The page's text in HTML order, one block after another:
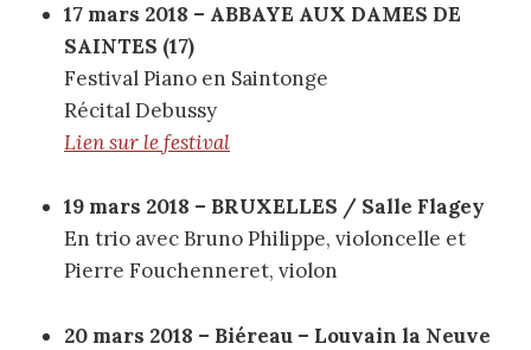
17 mars 2018 – ABBAYE AUX DAMES DE
SAINTES (17)
Festival Piano en Saintonge
Récital Debussy
Lien sur le festival
19 mars 2018 – BRUXELLES / Salle Flagey
En trio avec Bruno Philippe, violoncelle et
Pierre Fouchenneret, violon
20 mars 2018 – Biéreau – Louvain la Neuve